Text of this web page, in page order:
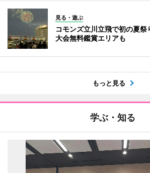
見る・遊ぶ
コモンズ立川立飛で初の夏
大会無料鑑賞エリアも
もっと見る
学ぶ・知る